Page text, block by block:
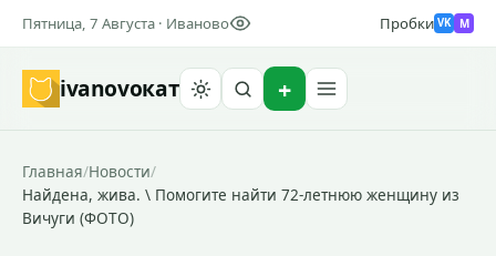
Пятница, 7 Августа · Иваново Пробки VK M
ivanovoкат
Главная/Новости/
Найдена, жива. \ Помогите найти 72-летнюю женщину из
Вичуги (ФОТО)